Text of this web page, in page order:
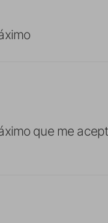
que me